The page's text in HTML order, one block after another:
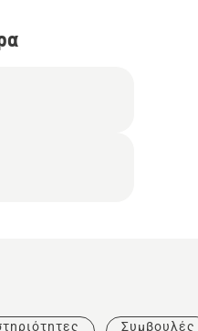
Συμβουλές